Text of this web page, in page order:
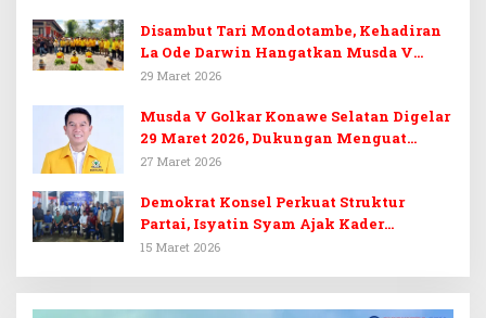
Disambut Tari Mondotambe, Kehadiran
La Ode Darwin Hangatkan Musda V
Golkar Konsel
29 Maret 2026
Musda V Golkar Konawe Selatan Digelar
29 Maret 2026, Dukungan Menguat
untuk Irham Kalenggo
27 Maret 2026
Demokrat Konsel Perkuat Struktur
Partai, Isyatin Syam Ajak Kader
Kembalikan Kejayaan
15 Maret 2026